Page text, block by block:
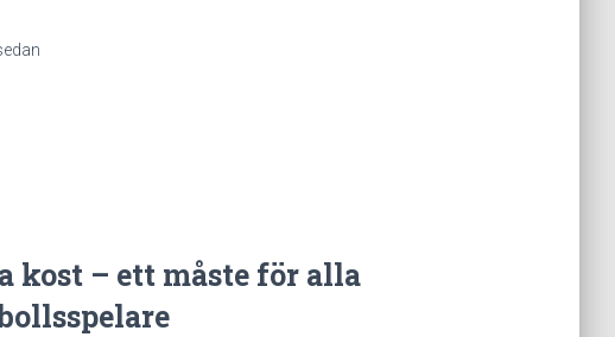
kost – ett måste för alla